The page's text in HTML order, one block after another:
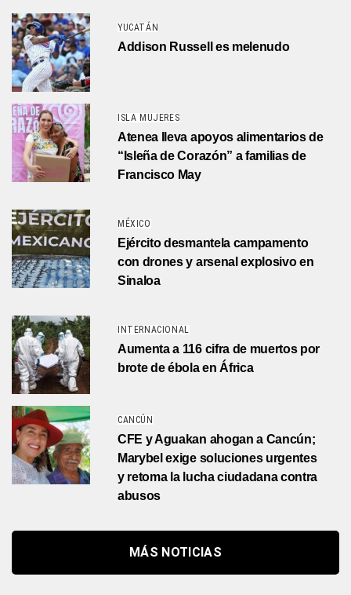
YUCATÁN
Addison Russell es melenudo
ISLA MUJERES
Atenea lleva apoyos alimentarios de
“Isleña de Corazón” a familias de
Francisco May
MÉXICO
Ejército desmantela campamento
con drones y arsenal explosivo en
Sinaloa
INTERNACIONAL
Aumenta a 116 cifra de muertos por
brote de ébola en África
CANCÚN
CFE y Aguakan ahogan a Cancún;
Marybel exige soluciones urgentes
y retoma la lucha ciudadana contra
abusos
MÁS NOTICIAS